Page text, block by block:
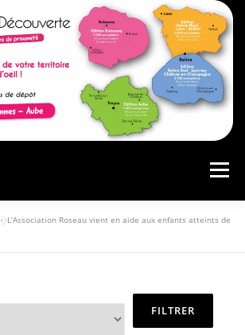
Menu
»L’Association Roseau vient en aide aux enfants atteints de